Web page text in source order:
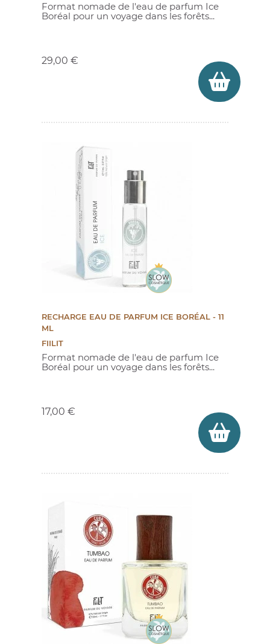
Format nomade de l'eau de parfum Ice
Boréal pour un voyage dans les forêts...
29,00 €
RECHARGE EAU DE PARFUM ICE BORÉAL - 11
ML
FIILIT
Format nomade de l'eau de parfum Ice
Boréal pour un voyage dans les forêts...
17,00 €